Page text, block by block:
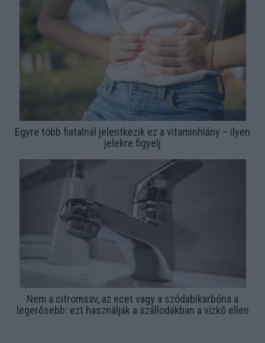
Egyre több fiatalnál jelentkezik ez a vitaminhiány – ilyen
jelekre figyelj
Nem a citromsav, az ecet vagy a szódabikarbóna a
legerősebb: ezt használják a szállodákban a vízkő ellen